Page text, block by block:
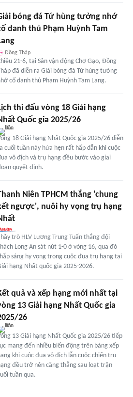
bóng đá Tứ hùng tưởng nhớ
danh thủ Phạm Huỳnh Tam
Đồng Tháp
21-6, tại Sân vận động Chợ Gạo, Đồng
đã diễn ra Giải bóng đá Tứ hùng tưởng
cố danh thủ Phạm Huỳnh Tam Lang.
thi đấu vòng 18 Giải hạng
Quốc gia 2025/26
18 Giải hạng Nhất Quốc gia 2025/26 diễn
cuối tuần này hứa hẹn rất hấp dẫn khi cuộc
vô địch và trụ hạng đều bước vào giai
quyết định.
Niên TPHCM thắng 'chung
ngược', nuôi hy vọng trụ hạng
trò HLV Lương Trung Tuấn thắng đội
Long An sát nút 1-0 ở vòng 16, qua đó
sáng hy vọng trong cuộc đua trụ hạng tại
hạng Nhất quốc gia 2025-2026.
quả và xếp hạng mới nhất tại
13 Giải hạng Nhất Quốc gia
26
13 Giải hạng Nhất Quốc gia 2025/26 tiếp
mang đến nhiều biến động trên bảng xếp
khi cuộc đua vô địch lẫn cuộc chiến trụ
đều trở nên căng thẳng sau loạt trận
tuần qua.